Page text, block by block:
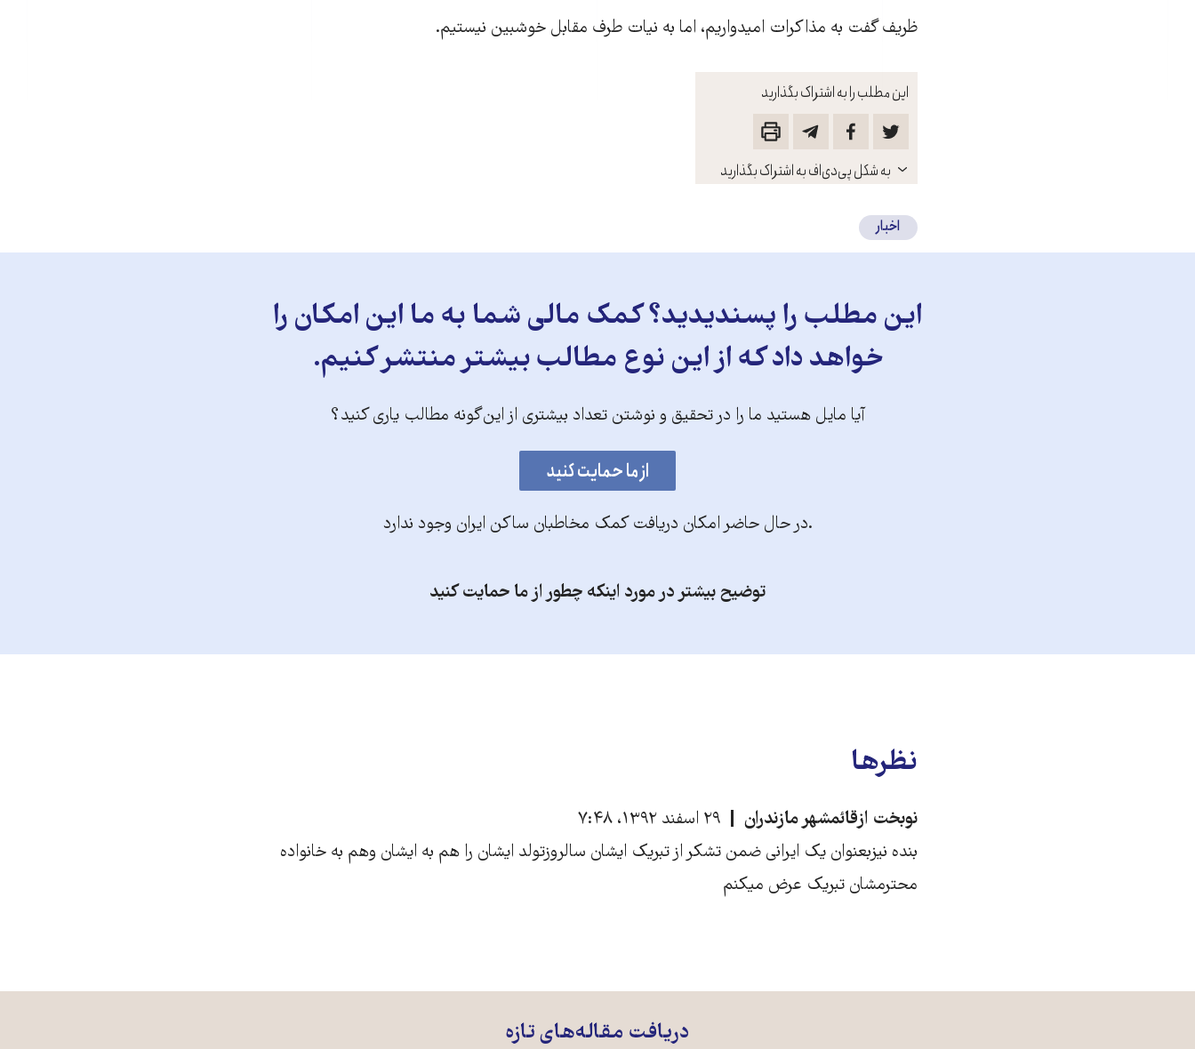
این مطلب را به اشتراک بگذارید
باز
کنید
به شکل پی‌دی‌اف به اشتراک بگذارید
ظریف گفت به مذاکرات امیدواریم، اما به نیات طرف مقابل خوشبین نیستیم.
اخبار
این مطلب را پسندیدید؟ کمک مالی شما به ما این امکان را
خواهد داد که از این نوع مطالب بیشتر منتشر کنیم.
آیا مایل هستید ما را در تحقیق و نوشتن تعداد بیشتری از این‌گونه مطالب یاری کنید؟
.در حال حاضر امکان دریافت کمک مخاطبان ساکن ایران وجود ندارد
توضیح بیشتر در مورد اینکه چطور از ما حمایت کنید
نظرها
نوبخت ازقائمشهر مازندران
۲۹ اسفند ۱۳۹۲، ۷:۴۸
بنده نیزبعنوان یک ایرانی ضمن تشکر از تبریک ایشان سالروزتولد ایشان را هم به ایشان وهم به خانواده
محترمشان تبریک عرض میکنم
دریافت مقاله‌های تازه